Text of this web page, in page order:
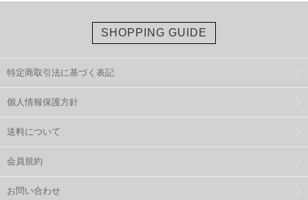
SHOPPING GUIDE
特定商取引法に基づく表記
個人情報保護方針
送料について
会員規約
お問い合わせ